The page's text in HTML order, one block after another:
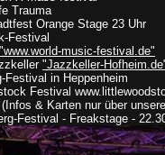
Trauma
Orange Stage 23 Uhr
Festival
"www.world-music-festival.de"
"Jazzkeller-
Festival in Heppenheim
Festival
& Karten nur über
Festival - Freakstage -